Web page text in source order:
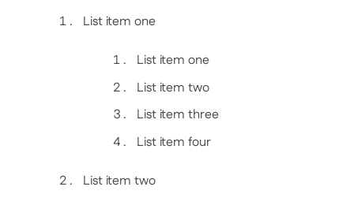
List item one
List item one
List item two
List item three
List item four
List item two